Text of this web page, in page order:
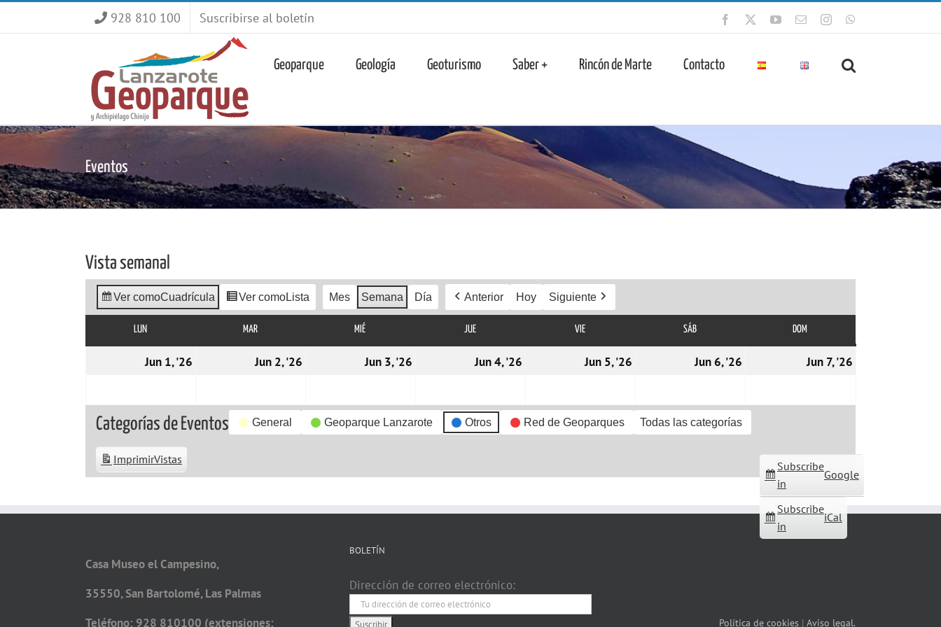
928 810 100 Suscribirse al boletín Facebook YouTube
CorreoInstagram
Geoparque Geología Geoturismo Saber + Rincón de Marte Contacto
Eventos
Vista semanal
Ver comoCuadrícula Ver comoLista Mes Semana Día Anterior Hoy Siguiente
LUNLUNES MARMARTES MIÉ JUEJUEVES VIEVIERNES SÁBSÁBADO DOM
Jun 1, '26 01/06/2026Jun 2, '26 02/06/2026Jun 3, '26 03/06/2026Jun 4, '26 04/06/2026Jun 5, '26 05/06/2026Jun 6, '26 06/06/2026Jun 7, '26
Categorías de Eventos General Geoparque Lanzarote Otros Red de Geoparques Todas las categorías
Subscribe
in
Google
Subscribe
in
iCal
ImprimirVistas
Casa Museo el Campesino,
35550, San Bartolomé, Las Palmas
Teléfono: 928 810100 (extensiones:
BOLETÍN
Dirección de correo electrónico:
Política de cookies | Aviso legal.